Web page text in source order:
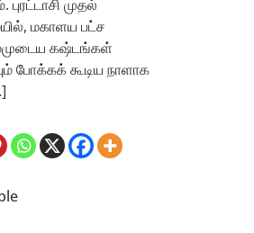
முதல்
மகாளய பட்ச
கஷ்டங்கள்
கூடிய நாளாக